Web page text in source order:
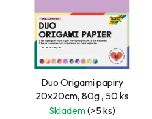
Duo Origami papiry
20x20cm, 80g , 50 ks
Skladem(>5 ks)